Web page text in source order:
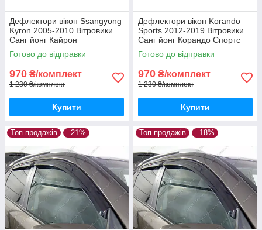
Дефлектори вікон Ssangyong
Kyron 2005-2010 Вітровики
Санг йонг Кайрон
дефлектори 4шт з 2005 по
2010
Готово до відправки
970 ₴/комплект
1 230 ₴/комплект
Купити
Дефлектори вікон Korando
Sports 2012-2019 Вітровики
Санг йонг Корандо Спортс
дефлектори 4шт з 2012 по
2019
Готово до відправки
970 ₴/комплект
1 230 ₴/комплект
Купити
Топ продажів –21% Топ продажів –18%